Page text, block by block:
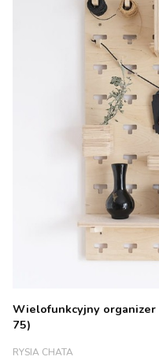
Wielofunkcyjny organizer
75)
PRODUCENT
RYSIA CHATA